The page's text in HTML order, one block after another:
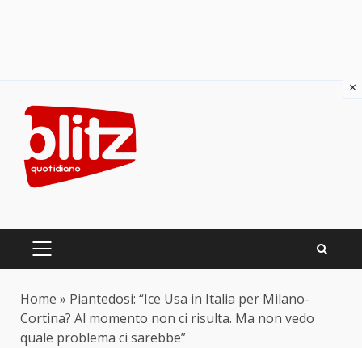
content
PRIMARY
Home » Piantedosi: “Ice Usa in Italia per Milano-
Cortina? Al momento non ci risulta. Ma non vedo
quale problema ci sarebbe”
×